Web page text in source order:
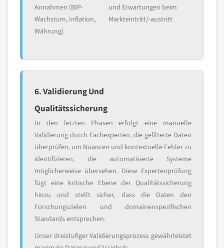
Annahmen (BIP-
Wachstum, Inflation,
Währung)
und Erwartungen beim
Markteintritt/-austritt
6. Validierung Und
Qualitätssicherung
In den letzten Phasen erfolgt eine manuelle
Validierung durch Fachexperten, die gefilterte Daten
überprüfen, um Nuancen und kontextuelle Fehler zu
identifizieren, die automatisierte Systeme
möglicherweise übersehen. Diese Expertenprüfung
fügt eine kritische Ebene der Qualitätssicherung
hinzu und stellt sicher, dass die Daten den
Forschungszielen und domainenspezifischen
Standards entsprechen.
Unser dreistufiger Validierungsprozess gewährleistet